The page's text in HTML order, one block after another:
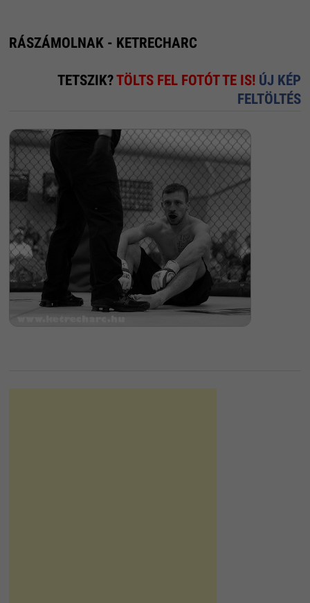
RÁSZÁMOLNAK - KETRECHARC
TETSZIK?TÖLTS FEL FOTÓT TE IS! ÚJ KÉP
FELTÖLTÉS